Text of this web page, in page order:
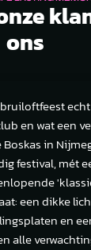
ons
bruiloftfeest
en wat een
in
festival, mét
een dikke
en
alle